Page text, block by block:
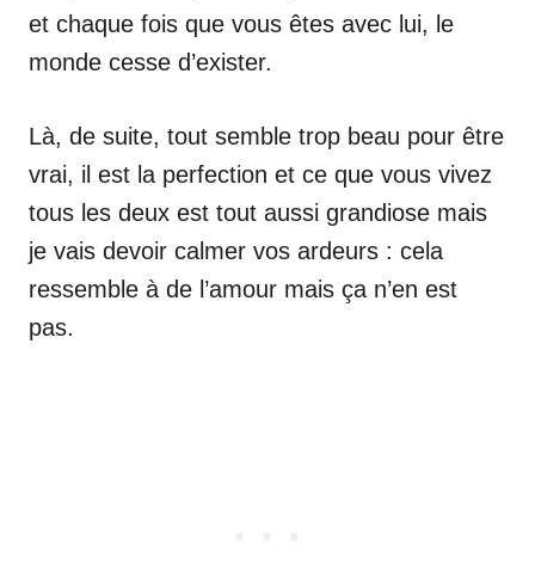
et chaque fois que vous êtes avec lui, le
monde cesse d’exister.
Là, de suite, tout semble trop beau pour être
vrai, il est la perfection et ce que vous vivez
tous les deux est tout aussi grandiose mais
je vais devoir calmer vos ardeurs : cela
ressemble à de l’amour mais ça n’en est
pas.